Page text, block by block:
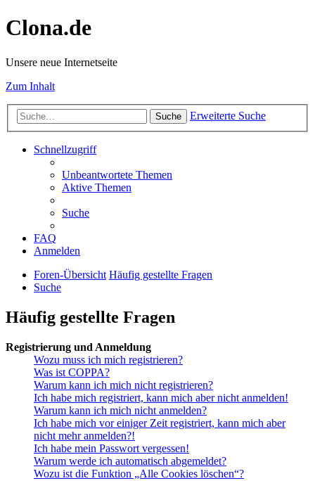
Clona.de
Unsere neue Internetseite
Zum Inhalt
Suche Erweiterte Suche
Schnellzugriff
Unbeantwortete Themen
Aktive Themen
Suche
FAQ
Anmelden
Foren-Übersicht Häufig gestellte Fragen
Suche
Häufig gestellte Fragen
Registrierung und Anmeldung
Wozu muss ich mich registrieren?
Was ist COPPA?
Warum kann ich mich nicht registrieren?
Ich habe mich registriert, kann mich aber nicht anmelden!
Warum kann ich mich nicht anmelden?
Ich habe mich vor einiger Zeit registriert, kann mich aber
nicht mehr anmelden?!
Ich habe mein Passwort vergessen!
Warum werde ich automatisch abgemeldet?
Wozu ist die Funktion „Alle Cookies löschen“?